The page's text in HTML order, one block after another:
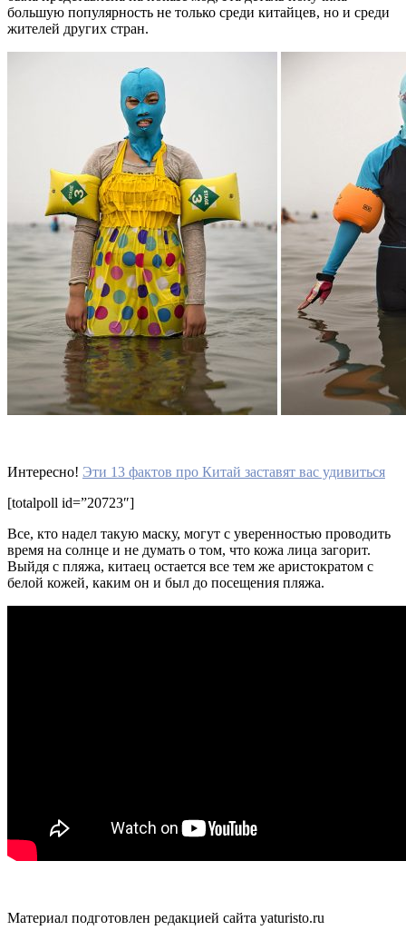
большую популярность не только среди китайцев, но и среди
жителей других стран.
Интересно! Эти 13 фактов про Китай заставят вас удивиться
[totalpoll id=”20723″]
Все, кто надел такую маску, могут с уверенностью проводить
время на солнце и не думать о том, что кожа лица загорит.
Выйдя с пляжа, китаец остается все тем же аристократом с
белой кожей, каким он и был до посещения пляжа.
Материал подготовлен редакцией сайта yaturisto.ru